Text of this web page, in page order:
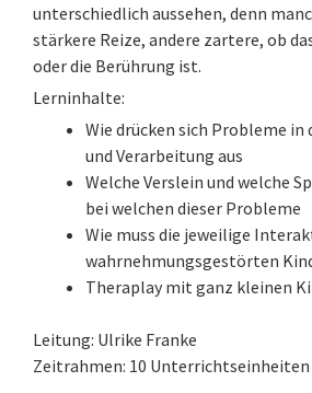
unterschiedlich aussehen, denn
stärkere Reize, andere zartere, ob
oder die Berührung ist.
Lerninhalte:
Wie drücken sich Probleme in
und Verarbeitung aus
Welche Verslein und welche
bei welchen dieser Probleme
Wie muss die jeweilige
wahrnehmungsgestörten
Theraplay mit ganz kleinen
Leitung: Ulrike Franke
Zeitrahmen: 10 Unterrichtseinheiten